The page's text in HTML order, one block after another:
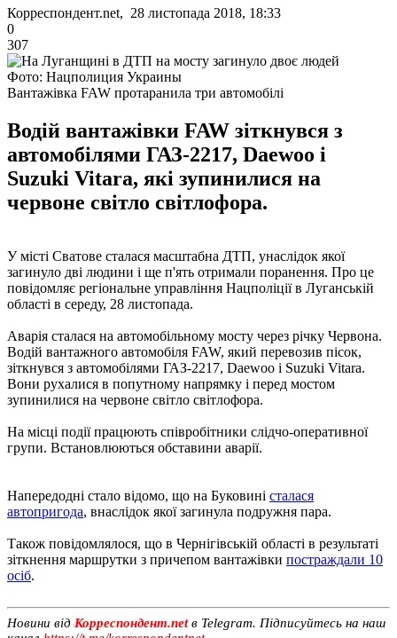
Корреспондент.net, 28 листопада 2018, 18:33
0
307
Фото: Нацполиция Украины
Вантажівка FAW протаранила три автомобілі
Водій вантажівки FAW зіткнувся з
автомобілями ГАЗ-2217, Daewoo і
Suzuki Vitara, які зупинилися на
червоне світло світлофора.
У місті Сватове сталася масштабна ДТП, унаслідок якої
загинуло дві людини і ще п'ять отримали поранення. Про це
повідомляє регіональне управління Нацполіції в Луганській
області в середу, 28 листопада.
Аварія сталася на автомобільному мосту через річку Червона.
Водій вантажного автомобіля FAW, який перевозив пісок,
зіткнувся з автомобілями ГАЗ-2217, Daewoo і Suzuki Vitara.
Вони рухалися в попутному напрямку і перед мостом
зупинилися на червоне світло світлофора.
На місці події працюють співробітники слідчо-оперативної
групи. Встановлюються обставини аварії.
Напередодні стало відомо, що на Буковині сталася
автопригода, внаслідок якої загинула подружня пара.
Також повідомлялося, що в Чернігівській області в результаті
зіткнення маршрутки з причепом вантажівки постраждали 10
осіб.
Новини від Корреспондент.netв Telegram. Підписуйтесь на наш